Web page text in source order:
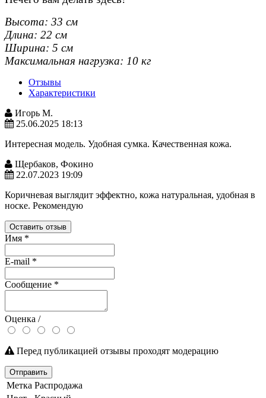
Высота: 33 см
Длина: 22 см
Ширина: 5 см
Максимальная нагрузка: 10 кг
Отзывы
Характеристики
Игорь М.
25.06.2025 18:13
Интересная модель. Удобная сумка. Качественная кожа.
Щербаков, Фокино
22.07.2023 19:09
Коричневая выглядит эффектно, кожа натуральная, удобная в
носке. Рекомендую
Оставить отзыв
Имя *
E-mail *
Сообщение *
Оценка /
Перед публикацией отзывы проходят модерацию
Отправить
Метка Распродажа